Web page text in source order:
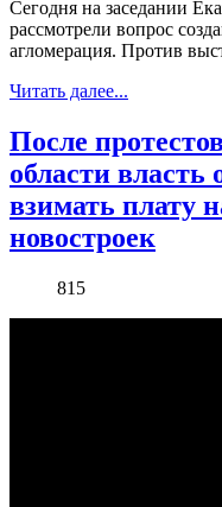
Сегодня на заседании
рассмотрели вопрос
агломерация. Против
Читать далее...
После
области власть
взимать плату
новостроек
815